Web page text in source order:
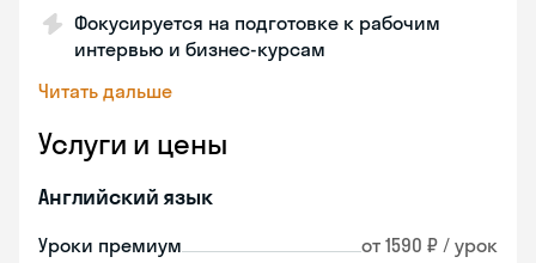
Фокусируется на подготовке к рабочим
интервью и бизнес-курсам
Читать дальше
Услуги и цены
Английский язык
Уроки премиум от 1590 ₽ / урок